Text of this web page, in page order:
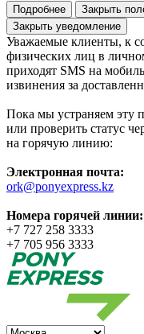
Подробнее
Закрыть
Закрыть уведомление
Уважаемые клиенты, к
физических лиц в
приходят SMS на
извинения за
Пока мы устраняем эту
или проверить статус
на горячую линию:
Электронная почта:
ork@ponyexpress.kz
Номера горячей линии:
+7 727 258 3333
+7 705 956 3333